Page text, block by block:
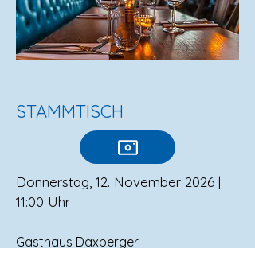
STAMMTISCH
Donnerstag, 12. November 2026 |
11:00 Uhr
Gasthaus Daxberger